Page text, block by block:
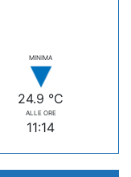
MINIMA
24.9 °C
ALLE ORE
11:14